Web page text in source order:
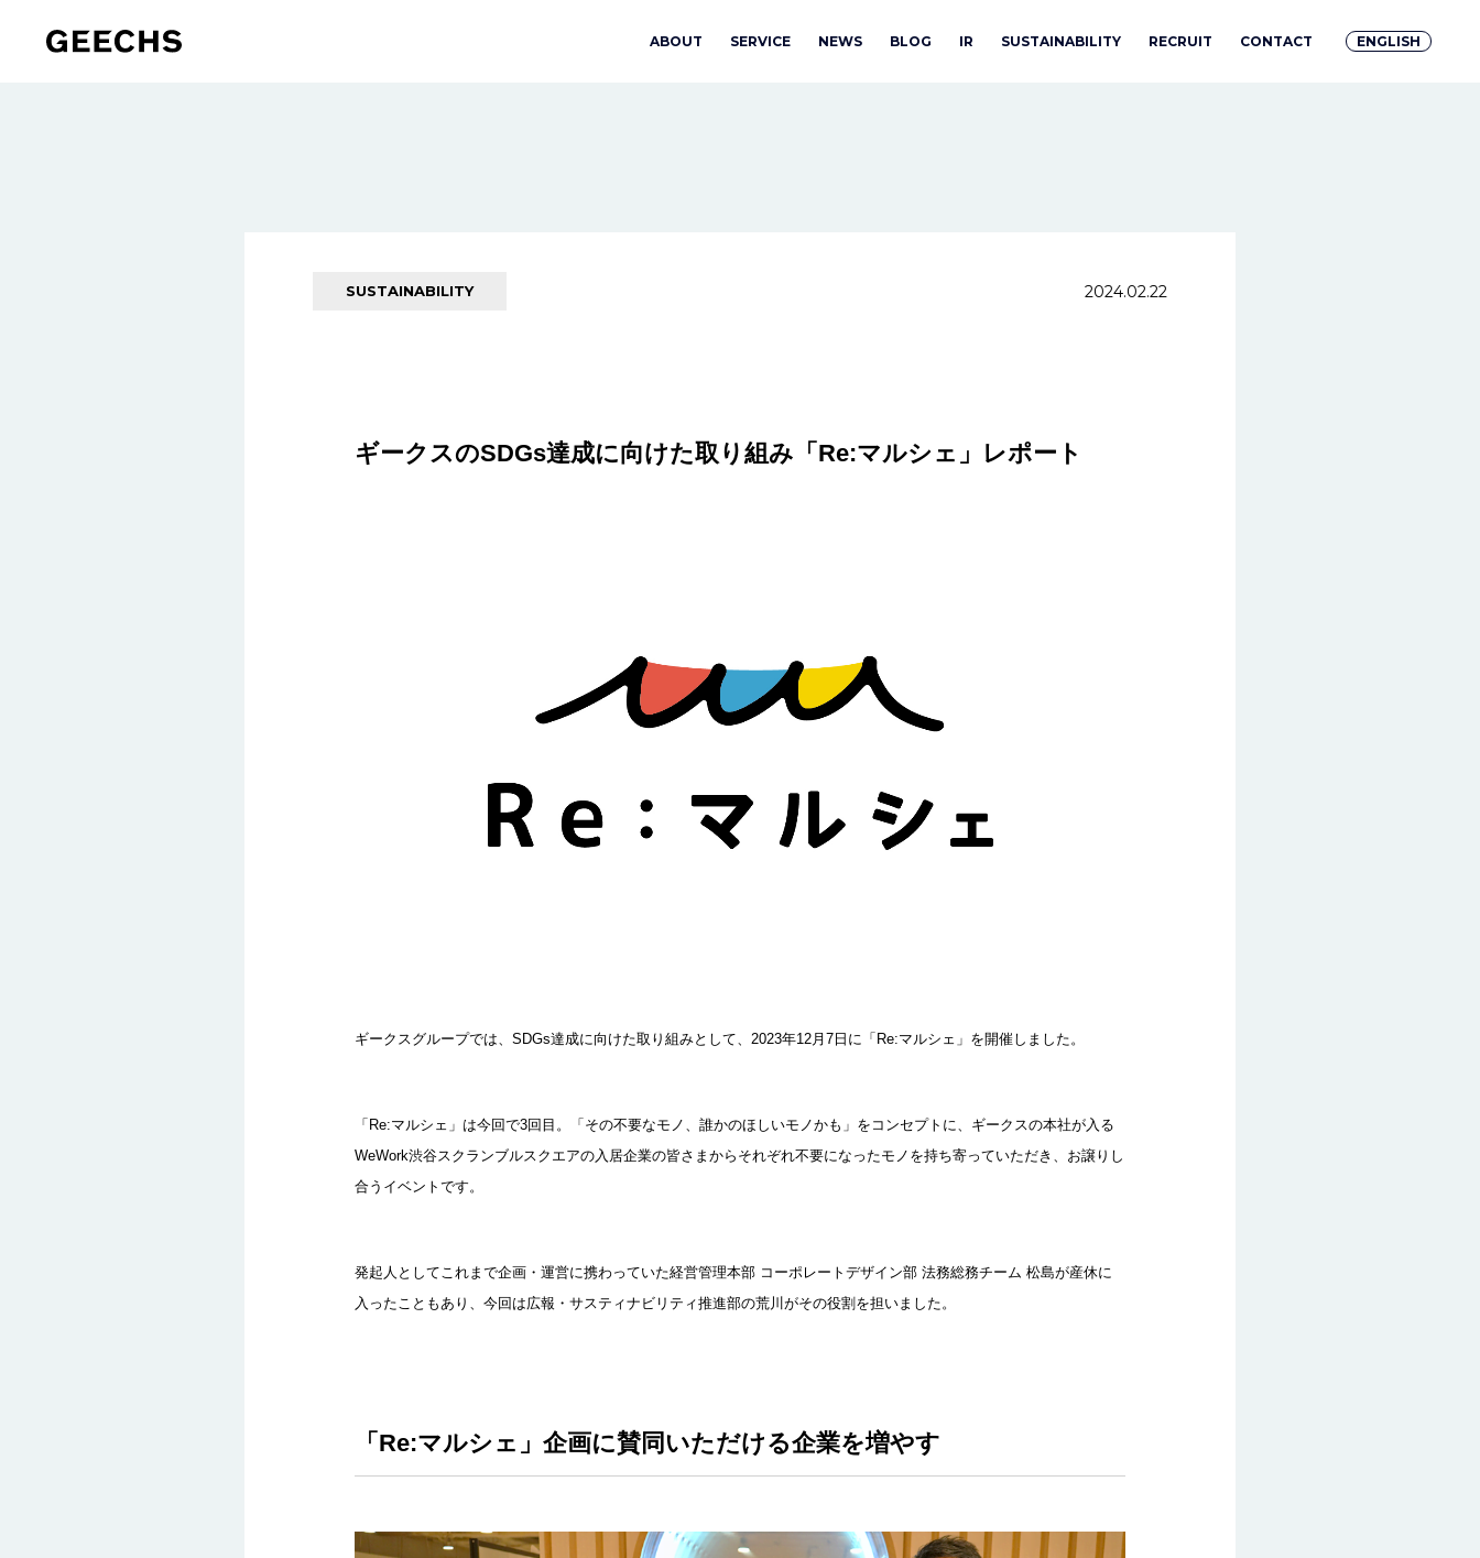
ABOUT SERVICE NEWS BLOG IR SUSTAINABILITY RECRUIT CONTACT ENGLISH
SUSTAINABILITY 2024.02.22
ギークスのSDGs達成に向けた取り組み「Re:マルシェ」レポート
ギークスグループでは、SDGs達成に向けた取り組みとして、2023年12月7日に「Re:マルシェ」を開催しました。
「Re:マルシェ」は今回で3回目。「その不要なモノ、誰かのほしいモノかも」をコンセプトに、ギークスの本社が入る
WeWork渋谷スクランブルスクエアの入居企業の皆さまからそれぞれ不要になったモノを持ち寄っていただき、お譲りし
合うイベントです。
発起人としてこれまで企画・運営に携わっていた経営管理本部 コーポレートデザイン部 法務総務チーム 松島が産休に
入ったこともあり、今回は広報・サスティナビリティ推進部の荒川がその役割を担いました。
「Re:マルシェ」企画に賛同いただける企業を増やす